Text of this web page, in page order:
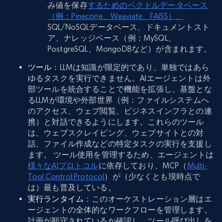
み値を保存するためのベクトルデータベース
（例：Pinecone、Weaviate、FAISS）、
SQL/NoSQLデータベース、ドキュメントスト
ア、ナレッジベース（例：MySQL、
PostgreSQL、MongoDBなど）が含まれます。
ツール ：LLMは知識が限定的であり、単独ではあら
ゆるタスクを実行できません。AIエージェントは外
部ツールを統合することで機能を拡張し、基盤とな
るLLMが環境や外部世界（例：ファイルシステムへ
のアクセス、ウェブ閲覧、ビジネスインフラとの連
携）と対話できるようにします。これらのツール
は、ウェブスクレイピング、ウェブサイトとの対
話、ファイル作成などの特定タスクの実行を支援し
ます。 ツール使用を管理するため、エージェントは
様々なAIプロトコルに依存しており、MCP（Multi-
Tool Control Protocol ）が（少なくとも現時点で
は）最も普及している。
実行ランタイム ：このオーケストレーション層はエ
ージェントの全体的なワークフローを管理します。